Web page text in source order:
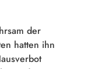
der
hatten ihn